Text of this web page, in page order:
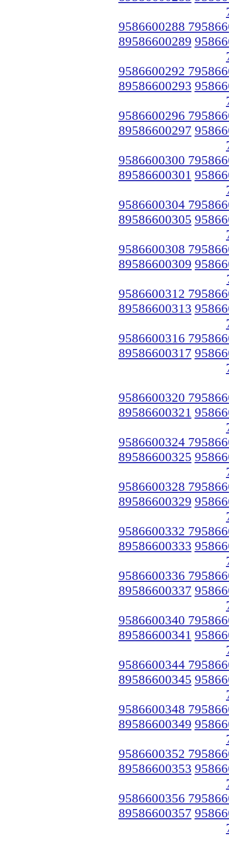
9586600288
89586600289
9586600292
89586600293
9586600296
89586600297
9586600300
89586600301
9586600304
89586600305
9586600308
89586600309
9586600312
89586600313
9586600316
89586600317
9586600320
89586600321
9586600324
89586600325
9586600328
89586600329
9586600332
89586600333
9586600336
89586600337
9586600340
89586600341
9586600344
89586600345
9586600348
89586600349
9586600352
89586600353
9586600356
89586600357